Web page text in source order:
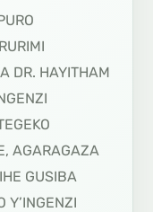
DR. HAYITHAM
AGARAGAZA
GUSIBA
Y’INGENZI